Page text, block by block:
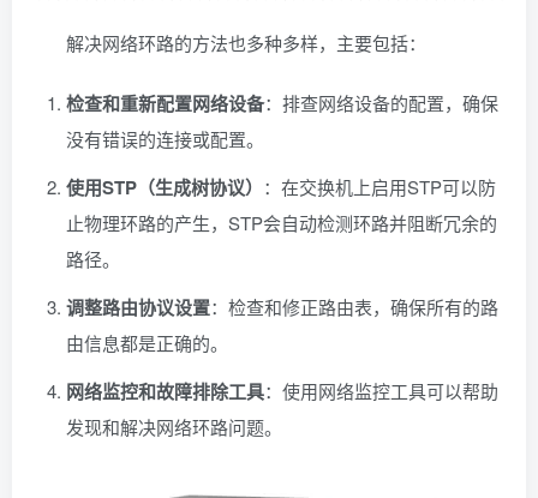
解决网络环路的方法也多种多样，主要包括：
检查和重新配置网络设备：排查网络设备的配置，确保
没有错误的连接或配置。
使用STP（生成树协议） ：在交换机上启用STP可以防
止物理环路的产生，STP会自动检测环路并阻断冗余的
路径。
调整路由协议设置：检查和修正路由表，确保所有的路
由信息都是正确的。
网络监控和故障排除工具：使用网络监控工具可以帮助
发现和解决网络环路问题。